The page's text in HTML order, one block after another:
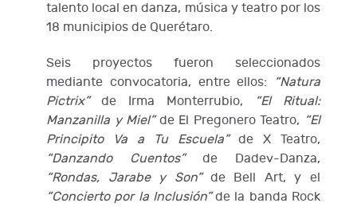
talento local en danza, música y teatro por los
18 municipios de Querétaro.
Seis proyectos fueron seleccionados
mediante convocatoria, entre ellos:
“Natura
Pictrix”de Irma Monterrubio,
“El Ritual:
Manzanilla y Miel”de El Pregonero Teatro, “El
Principito Va a Tu Escuela”de X Teatro,
“Danzando Cuentos”de Dadev-Danza,
“Rondas, Jarabe y Son”de Bell Art, y el
“Concierto por la Inclusión”de la banda Rock